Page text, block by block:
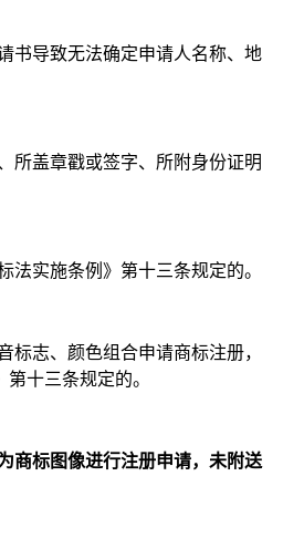
导致无法确定申请人名称、地
盖章戳或签字、所附身份证明
实施条例》第十三条规定的。
志、颜色组合申请商标注册，
十三条规定的。
标图像进行注册申请，未附送